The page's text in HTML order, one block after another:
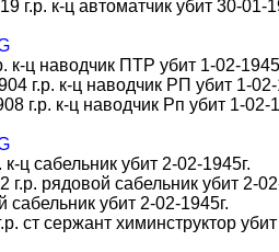
г.р. к-ц автоматчик убит 30-01-
к-ц наводчик ПТР убит 1-02-
г.р. к-ц наводчик РП убит 1-02-
г.р. к-ц наводчик Рп убит 1-02-
к-ц сабельник убит 2-02-1945г.
г.р. рядовой сабельник убит 2-
сабельник убит 2-02-1945г.
ст сержант химинструктор